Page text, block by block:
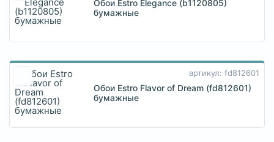
Обои Estro Elegance (b1120805)
бумажные
артикул: fd812601
Обои Estro Flavor of Dream (fd812601)
бумажные